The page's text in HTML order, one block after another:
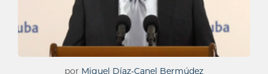
por Miguel Díaz-Canel Bermúdez